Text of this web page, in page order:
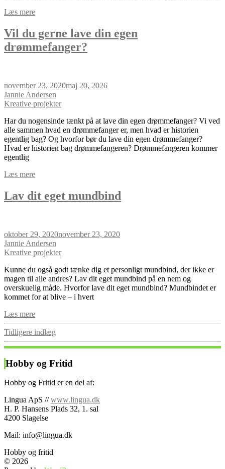
Læs mere
Vil du gerne lave din egen
drømmefanger?
november 23, 2020maj 20, 2026
Jannie Andersen
Kreative projekter
Har du nogensinde tænkt på at lave din egen drømmefanger? Vi ved
alle sammen hvad en drømmefanger er, men hvad er historien
egentlig bag? Og hvorfor bør du lave din egen drømmefanger?
Hvad er historien bag drømmefangeren? Drømmefangeren kommer
egentlig
Læs mere
Lav dit eget mundbind
oktober 29, 2020november 23, 2020
Jannie Andersen
Kreative projekter
Kunne du også godt tænke dig et personligt mundbind, der ikke er
magen til alle andres? Lav dit eget mundbind på en nem og
overskuelig måde. Hvorfor lave dit eget mundbind? Mundbindet er
kommet for at blive – i hvert
Læs mere
Posts
navigation
Tidligere indlæg
Hobby og Fritid
Hobby og Fritid er en del af:
Lingua ApS //www.lingua.dk
H. P. Hansens Plads 32, 1. sal
4200 Slagelse
Mail: info@lingua.dk
Hobby og fritid
© 2026